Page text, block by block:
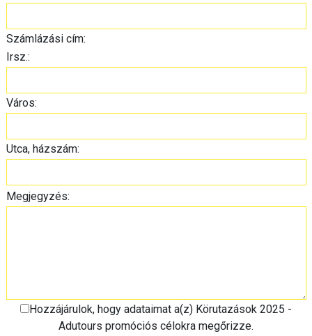
Számlázási cím:
Irsz.:
Város:
Utca, házszám:
Megjegyzés:
Hozzájárulok, hogy adataimat a(z) Körutazások 2025 -
Adutours promóciós célokra megőrizze.